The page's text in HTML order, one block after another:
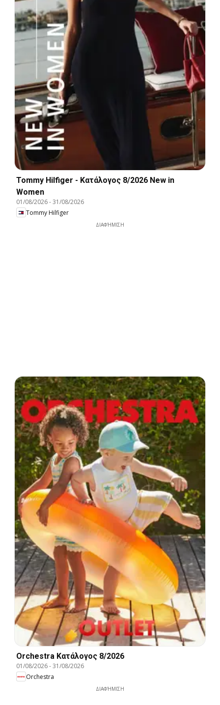
Tommy Hilfiger - Kατάλογος 8/2026 New in
Women
01/08/2026-31/08/2026
Tommy Hilfiger
ΔΙΑΦΉΜΙΣΗ
Orchestra Kατάλογος 8/2026
01/08/2026-31/08/2026
Orchestra
ΔΙΑΦΉΜΙΣΗ